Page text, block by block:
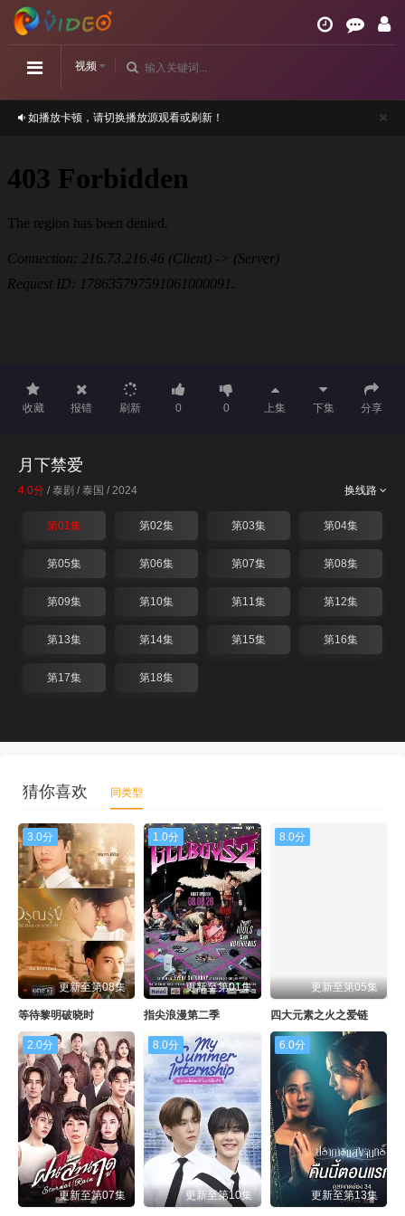
视频
如播放卡顿，请切换播放源观看或刷新！
请勿相信视频中的任何广告
收藏 报错 刷新 0 0 上集 下集 分享
月下禁爱
换线路
4.0分 / 泰剧 / 泰国 / 2024
第01集 第02集 第03集 第04集
第05集 第06集 第07集 第08集
第09集 第10集 第11集 第12集
第13集 第14集 第15集 第16集
第17集 第18集
猜你喜欢 同类型
3.0分
更新至第08集
等待黎明破晓时
1.0分
更新至第01集
指尖浪漫第二季
8.0分
更新至第05集
四大元素之火之爱链
2.0分
更新至第07集
8.0分
更新至第10集
6.0分
更新至第13集